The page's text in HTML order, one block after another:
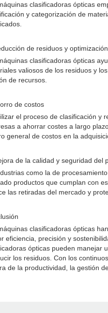
clasificadoras ópticas
y categorización de
de residuos y
clasificadoras ópticas
valiosos de los residuos y
de recursos.
de costos
el proceso de clasificación y
a ahorrar costes a largo
general de costos en la
de la calidad y seguridad del
como la de
productos que cumplan con
las retiradas del mercado y
clasificadoras ópticas
eficiencia, precisión y
ópticas pueden manejar
los residuos. Con los
de la productividad, la gestión